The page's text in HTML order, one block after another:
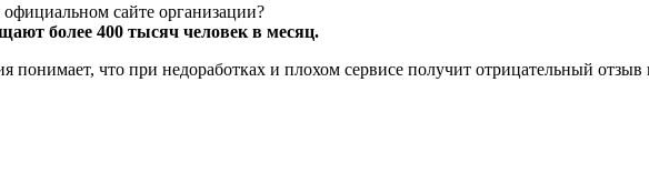
сайте организации?
более 400 тысяч человек в месяц.
понимает, что при недоработках и плохом сервисе получит отрицательный